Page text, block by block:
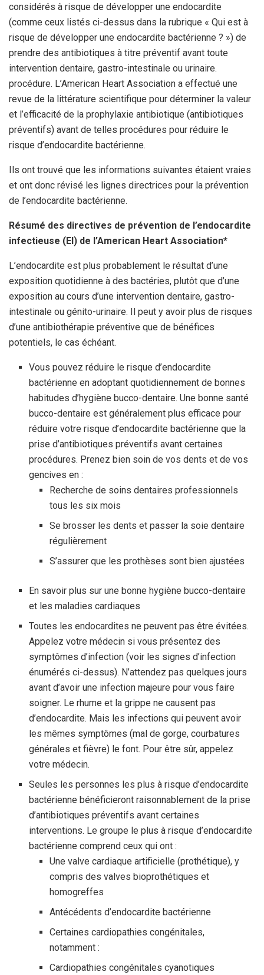
considérés à risque de développer une endocardite
(comme ceux listés ci-dessus dans la rubrique « Qui est à
risque de développer une endocardite bactérienne ? ») de
prendre des antibiotiques à titre préventif avant toute
intervention dentaire, gastro-intestinale ou urinaire.
procédure. L’American Heart Association a effectué une
revue de la littérature scientifique pour déterminer la valeur
et l’efficacité de la prophylaxie antibiotique (antibiotiques
préventifs) avant de telles procédures pour réduire le
risque d’endocardite bactérienne.
Ils ont trouvé que les informations suivantes étaient vraies
et ont donc révisé les lignes directrices pour la prévention
de l’endocardite bactérienne.
Résumé des directives de prévention de l’endocardite
infectieuse (EI) de l’American Heart Association*
L’endocardite est plus probablement le résultat d’une
exposition quotidienne à des bactéries, plutôt que d’une
exposition au cours d’une intervention dentaire, gastro-
intestinale ou génito-urinaire. Il peut y avoir plus de risques
d’une antibiothérapie préventive que de bénéfices
potentiels, le cas échéant.
Vous pouvez réduire le risque d’endocardite
bactérienne en adoptant quotidiennement de bonnes
habitudes d’hygiène bucco-dentaire. Une bonne santé
bucco-dentaire est généralement plus efficace pour
réduire votre risque d’endocardite bactérienne que la
prise d’antibiotiques préventifs avant certaines
procédures. Prenez bien soin de vos dents et de vos
gencives en :
Recherche de soins dentaires professionnels
tous les six mois
Se brosser les dents et passer la soie dentaire
régulièrement
S’assurer que les prothèses sont bien ajustées
En savoir plus sur une bonne hygiène bucco-dentaire
et les maladies cardiaques
Toutes les endocardites ne peuvent pas être évitées.
Appelez votre médecin si vous présentez des
symptômes d’infection (voir les signes d’infection
énumérés ci-dessus). N’attendez pas quelques jours
avant d’avoir une infection majeure pour vous faire
soigner. Le rhume et la grippe ne causent pas
d’endocardite. Mais les infections qui peuvent avoir
les mêmes symptômes (mal de gorge, courbatures
générales et fièvre) le font. Pour être sûr, appelez
votre médecin.
Seules les personnes les plus à risque d’endocardite
bactérienne bénéficieront raisonnablement de la prise
d’antibiotiques préventifs avant certaines
interventions. Le groupe le plus à risque d’endocardite
bactérienne comprend ceux qui ont :
Une valve cardiaque artificielle (prothétique), y
compris des valves bioprothétiques et
homogreffes
Antécédents d’endocardite bactérienne
Certaines cardiopathies congénitales,
notamment :
Cardiopathies congénitales cyanotiques